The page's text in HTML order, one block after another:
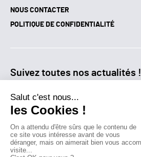
NOUS CONTACTER
POLITIQUE DE CONFIDENTIALITÉ
Suivez toutes nos actualités !
Qui sommes-nous?